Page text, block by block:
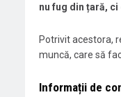
nu fug din țară,
Potrivit acestora,
muncă, care să
Informații de